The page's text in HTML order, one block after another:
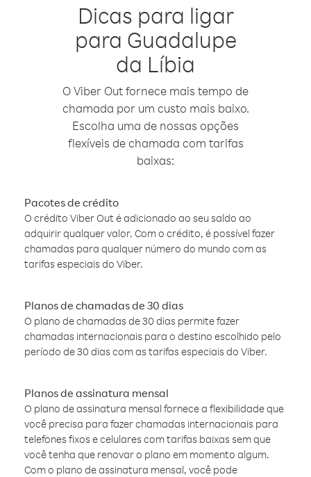
Dicas para ligar
para Guadalupe
da Líbia
O Viber Out fornece mais tempo de
chamada por um custo mais baixo.
Escolha uma de nossas opções
flexíveis de chamada com tarifas
baixas:
Pacotes de crédito
O crédito Viber Out é adicionado ao seu saldo ao
adquirir qualquer valor. Com o crédito, é possível fazer
chamadas para qualquer número do mundo com as
tarifas especiais do Viber.
Planos de chamadas de 30 dias
O plano de chamadas de 30 dias permite fazer
chamadas internacionais para o destino escolhido pelo
período de 30 dias com as tarifas especiais do Viber.
Planos de assinatura mensal
O plano de assinatura mensal fornece a flexibilidade que
você precisa para fazer chamadas internacionais para
telefones fixos e celulares com tarifas baixas sem que
você tenha que renovar o plano em momento algum.
Com o plano de assinatura mensal, você pode